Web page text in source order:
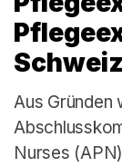
Aus Gründen
Nurses